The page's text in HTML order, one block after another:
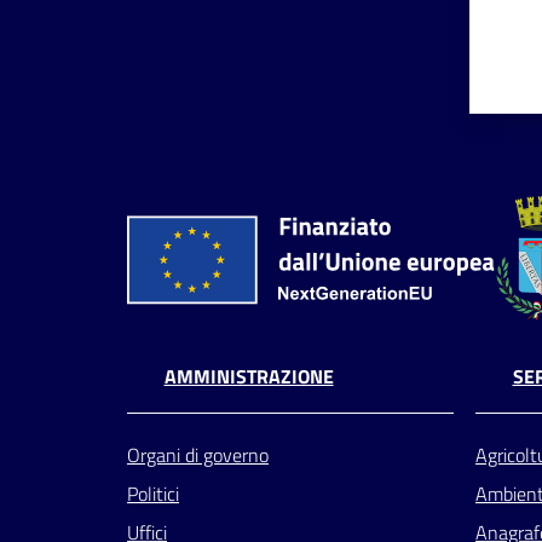
AMMINISTRAZIONE
Organi di governo
Politici
Uffici